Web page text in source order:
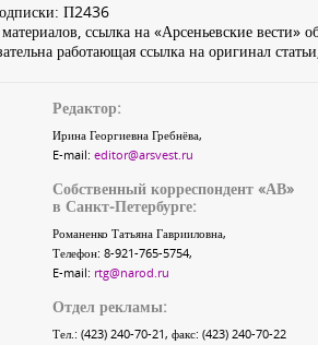
П2436
ссылка на «Арсеньевские вести»
работающая ссылка на оригинал
Редактор:
Ирина Георгиевна Гребнёва,
E-mail: editor@arsvest.ru
Собственный корреспондент «АВ»
в Санкт-Петербурге:
Романенко Татьяна Гаврииловна,
Телефон: 8-921-765-5754,
E-mail: rtg@narod.ru
Отдел рекламы:
Тел.: (423) 240-70-21, факс: (423) 240-70-22